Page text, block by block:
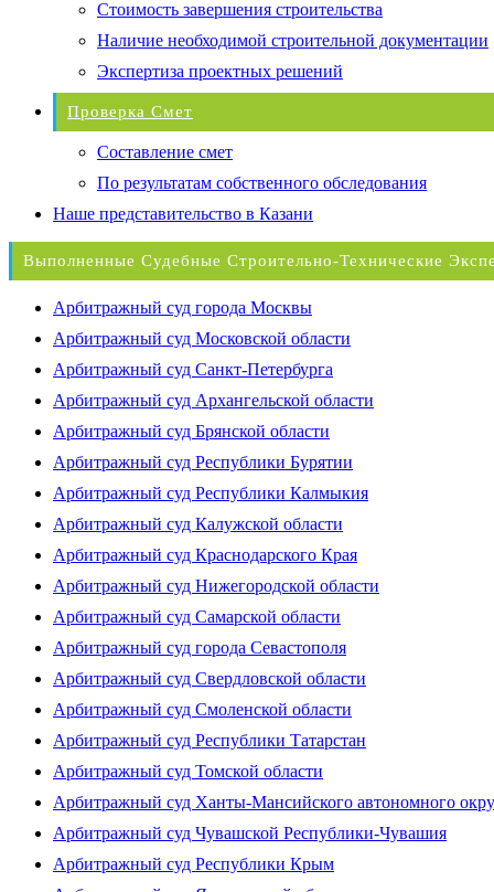
Стоимость завершения строительства
Наличие необходимой строительной документации
Экспертиза проектных решений
Проверка Смет
Составление смет
По результатам собственного обследования
Наше представительство в Казани
Выполненные Судебные Строительно-Технические
Арбитражный суд города Москвы
Арбитражный суд Московской области
Арбитражный суд Санкт-Петербурга
Арбитражный суд Архангельской области
Арбитражный суд Брянской области
Арбитражный суд Республики Бурятии
Арбитражный суд Республики Калмыкия
Арбитражный суд Калужской области
Арбитражный суд Краснодарского Края
Арбитражный суд Нижегородской области
Арбитражный суд Самарской области
Арбитражный суд города Севастополя
Арбитражный суд Свердловской области
Арбитражный суд Смоленской области
Арбитражный суд Республики Татарстан
Арбитражный суд Томской области
Арбитражный суд Ханты-Мансийского автономного
Арбитражный суд Чувашской Республики-Чувашия
Арбитражный суд Республики Крым